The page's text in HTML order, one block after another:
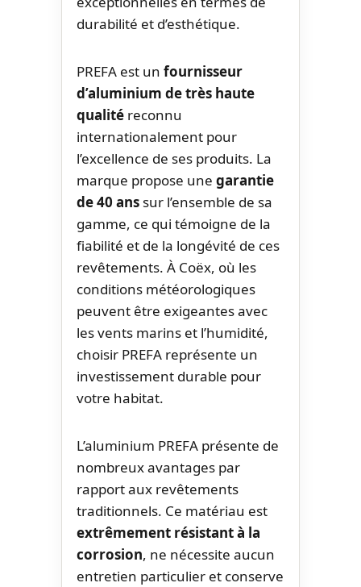
durabilité et d’esthétique.
PREFA est un fournisseur
d’aluminium de très haute
qualité reconnu
internationalement pour
l’excellence de ses produits. La
marque propose une garantie
de 40 ans sur l’ensemble de sa
gamme, ce qui témoigne de la
fiabilité et de la longévité de ces
revêtements. À Coëx, où les
conditions météorologiques
peuvent être exigeantes avec
les vents marins et l’humidité,
choisir PREFA représente un
investissement durable pour
votre habitat.
L’aluminium PREFA présente de
nombreux avantages par
rapport aux revêtements
traditionnels. Ce matériau est
extrêmement résistant à la
corrosion, ne nécessite aucun
entretien particulier et conserve